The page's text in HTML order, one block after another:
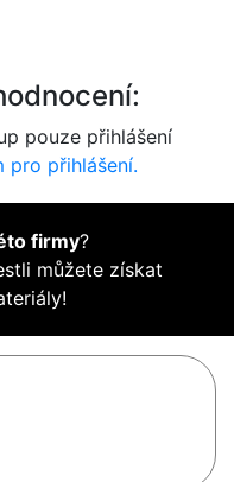
pouze přihlášení
pro přihlášení.
firmy?
můžete získat